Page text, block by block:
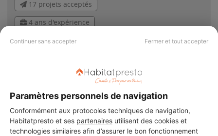
Continuer sans accepter Fermer et tout accepter
Paramètres personnels de navigation
Conformément aux protocoles techniques de navigation,
Habitatpresto et ses partenaires utilisent des cookies et
technologies similaires afin d’assurer le bon fonctionnement
17 projets acceptés
4 ans d'expérience
ENT SHAIB YUKSEL
12 ans d'expérience